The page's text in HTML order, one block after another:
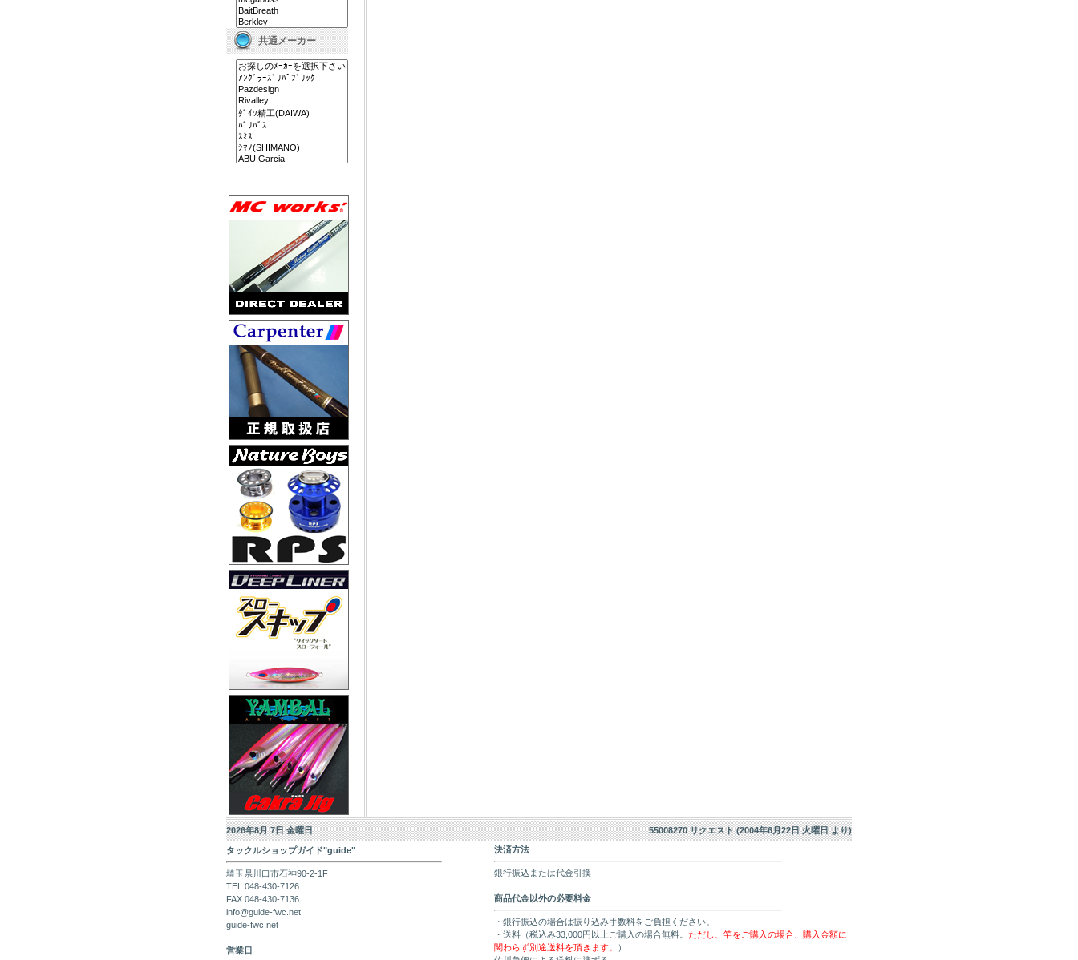
共通メーカー
2026年8月 7日 金曜日 55008270 リクエスト (2004年6月22日 火曜日 より)
タックルショップガイド"guide"
埼玉県川口市石神90-2-1F
TEL 048-430-7126
FAX 048-430-7136
info@guide-fwc.net
guide-fwc.net
営業日
決済方法
銀行振込または代金引換
商品代金以外の必要料金
・銀行振込の場合は振り込み手数料をご負担ください。
・送料（税込み33,000円以上ご購入の場合無料。 ただし、竿をご購入の場合、購入金額に
関わらず別途送料を頂きます。
）